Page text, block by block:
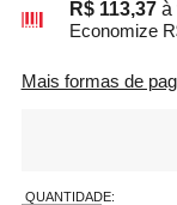
R$ 113,37 à
Economize
Mais formas de
QUANTIDADE: